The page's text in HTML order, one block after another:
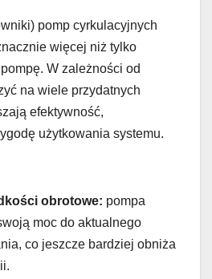
pomp cyrkulacyjnych
więcej niż tylko
W zależności od
na wiele przydatnych
efektywność,
użytkowania systemu.
obrotowe: pompa
moc do aktualnego
co jeszcze bardziej obniża